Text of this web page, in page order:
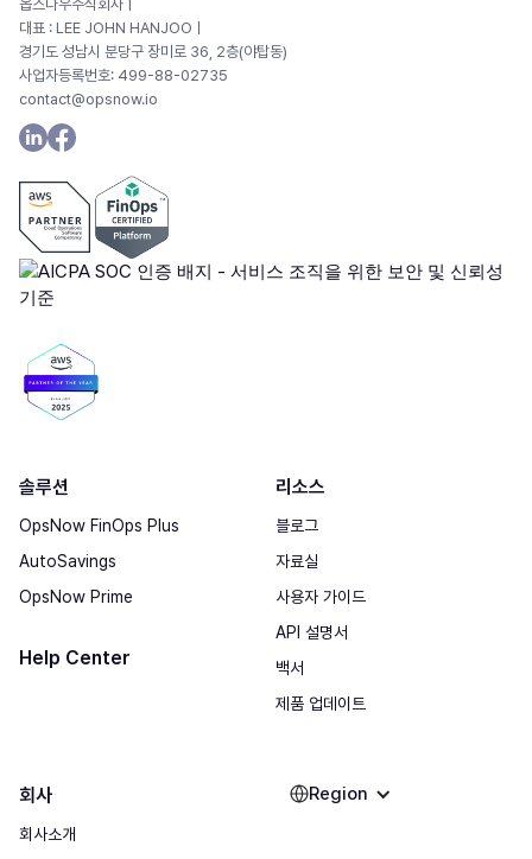
옵스나우주식회사 |
대표 : LEE JOHN HANJOOㅣ
경기도 성남시 분당구 장미로 36, 2층(야탑동)
사업자등록번호: 499-88-02735
contact@opsnow.io
솔루션
OpsNow FinOps Plus
AutoSavings
OpsNow Prime
Help Center
리소스
블로그
자료실
사용자 가이드
API 설명서
백서
제품 업데이트
회사
회사소개
Region